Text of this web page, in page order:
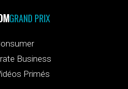
GRAND PRIX
Business
Primés